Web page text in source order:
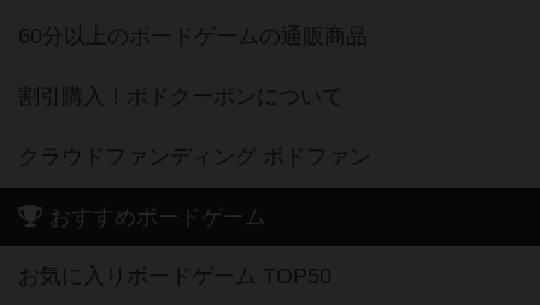
60分以上のボードゲームの通販商品
割引購入！ボドクーポンについて
クラウドファンディング ボドファン
おすすめボードゲーム
お気に入りボードゲーム TOP50